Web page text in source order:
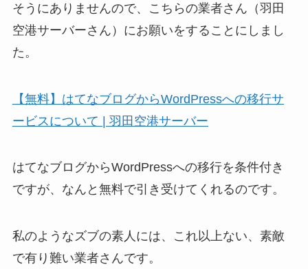
そうにありませんので、こちらの業者さん（羽田
空港サーバーさん）にお願いをすることにしまし
た。
【無料】はてなブログからWordPressへの移行サ
ービスについて | 羽田空港サーバー
はてなブログからWordPressへの移行を条件付き
ですが、なんと無料で引き受けてくれるのです。
私のようなズブの素人には、これ以上ない、素敵
で有り難い業者さんです。